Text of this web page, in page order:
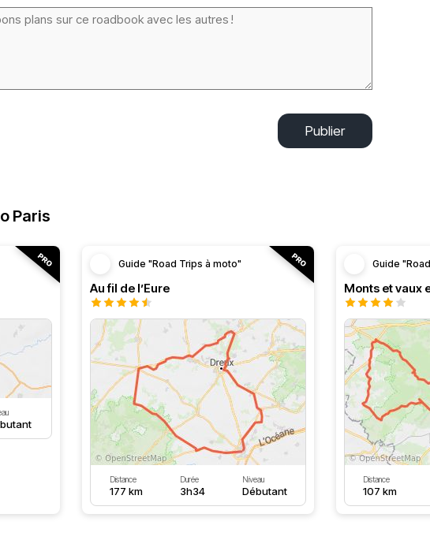
Publier
Paris
Guide "Road Trips à moto"
Au fil de l’Eure
Distance
177 km
Durée
3h34
Niveau
Débutant
Guide
Monts et vaux
Distance
107 km